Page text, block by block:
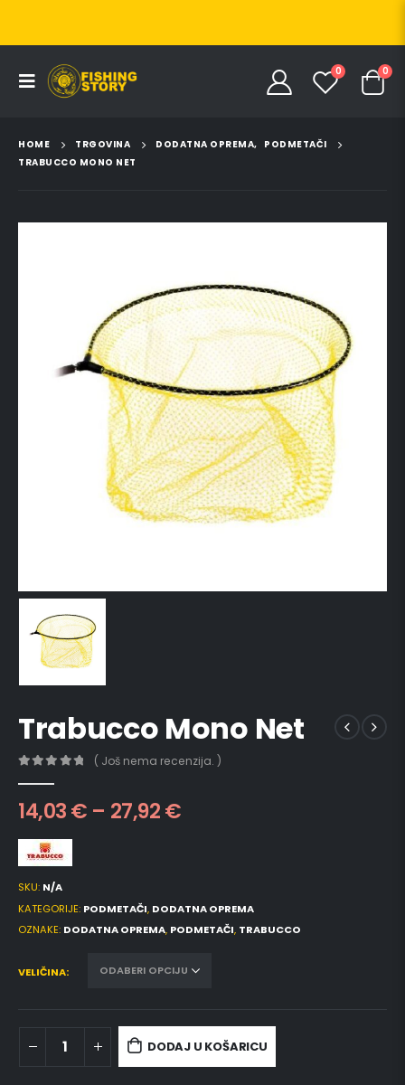
0 0
HOME TRGOVINA DODATNA OPREMA, PODMETAČI
TRABUCCO MONO NET
Trabucco Mono Net
( Još nema recenzija. )
14,03€ – 27,92€
SKU: N/A
KATEGORIJE: PODMETAČI, DODATNA OPREMA
OZNAKE: DODATNA OPREMA, PODMETAČI, TRABUCCO
VELIČINA
DODAJ U KOŠARICU